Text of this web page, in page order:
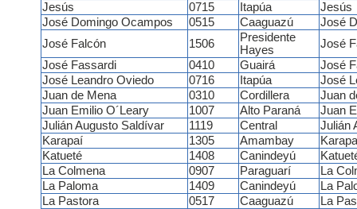
Jesús
0715 Itapúa
Jesús
José Domingo Ocampos
0515 Caaguazú
José
José Falcón
1506
Presidente
Hayes
José
José Fassardi
0410 Guairá
José
José Leandro Oviedo
0716 Itapúa
José
Juan de Mena
0310 Cordillera
Juan
Juan Emilio O´Leary
1007 Alto Paraná
Juan
Julián Augusto Saldívar
1119 Central
Julián
Karapaí
1305 Amambay
Katueté
1408 Canindeyú
La Colmena
0907 Paraguarí
La
La Paloma
1409 Canindeyú
La
La Pastora
0517 Caaguazú
La